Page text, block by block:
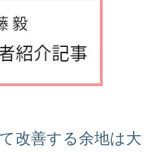
改善する余地は大